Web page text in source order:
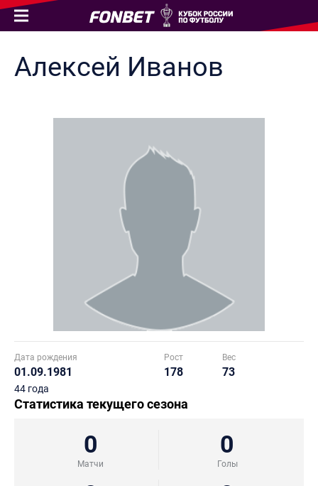
Алексей Иванов
Дата рождения
01.09.1981
44 года
Рост
178
Вес
73
Статистика текущего сезона
0
Матчи
0
Голы